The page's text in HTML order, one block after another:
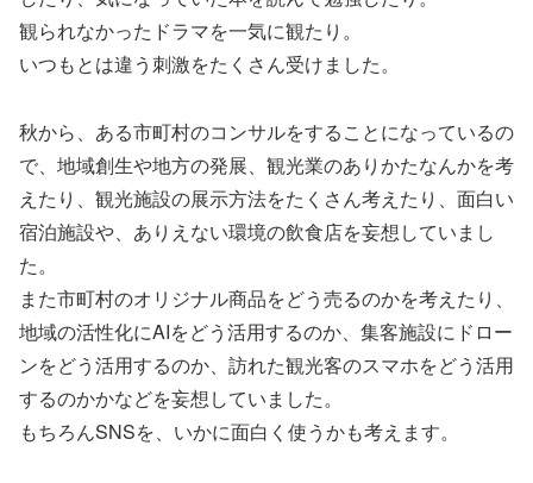
観られなかったドラマを一気に観たり。
いつもとは違う刺激をたくさん受けました。
秋から、ある市町村のコンサルをすることになっているの
で、地域創生や地方の発展、観光業のありかたなんかを考
えたり、観光施設の展示方法をたくさん考えたり、面白い
宿泊施設や、ありえない環境の飲食店を妄想していまし
た。
また市町村のオリジナル商品をどう売るのかを考えたり、
地域の活性化にAIをどう活用するのか、集客施設にドロー
ンをどう活用するのか、訪れた観光客のスマホをどう活用
するのかかなどを妄想していました。
もちろんSNSを、いかに面白く使うかも考えます。